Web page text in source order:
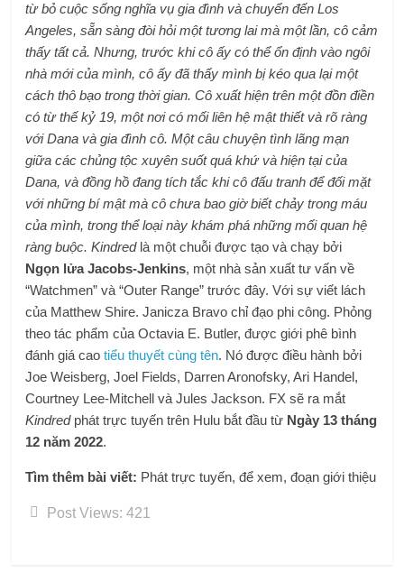
từ bỏ cuộc sống nghĩa vụ gia đình và chuyển đến Los
Angeles, sẵn sàng đòi hỏi một tương lai mà một lần, cô cảm
thấy tất cả. Nhưng, trước khi cô ấy có thể ổn định vào ngôi
nhà mới của mình, cô ấy đã thấy mình bị kéo qua lại một
cách thô bạo trong thời gian. Cô xuất hiện trên một đồn điền
có từ thế kỷ 19, một nơi có mối liên hệ mật thiết và rõ ràng
với Dana và gia đình cô. Một câu chuyện tình lãng mạn
giữa các chủng tộc xuyên suốt quá khứ và hiện tại của
Dana, và đồng hồ đang tích tắc khi cô đấu tranh để đối mặt
với những bí mật mà cô chưa bao giờ biết chảy trong máu
của mình, trong thể loại này khám phá những mối quan hệ
ràng buộc. Kindredlà một chuỗi được tạo và chạy bởi
Ngọn lửa Jacobs-Jenkins, một nhà sản xuất tư vấn về
“Watchmen” và “Outer Range” trước đây. Với sự viết lách
của Matthew Shire. Janicza Bravo chỉ đạo phi công. Phỏng
theo tác phẩm của Octavia E. Butler, được giới phê bình
đánh giá caotiểu thuyết cùng tên. Nó được điều hành bởi
Joe Weisberg, Joel Fields, Darren Aronofsky, Ari Handel,
Courtney Lee-Mitchell và Jules Jackson. FX sẽ ra mắt
Kindredphát trực tuyến trên Hulu bắt đầu từ Ngày 13 tháng
12 năm 2022.
Tìm thêm bài viết: Phát trực tuyến, để xem, đoạn giới thiệu
Post Views: 421